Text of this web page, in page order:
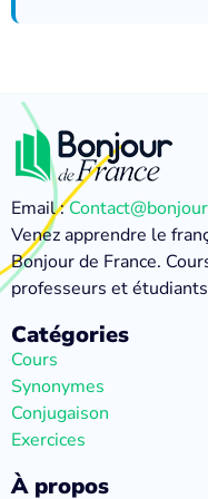
Email :
Venez apprendre le
Bonjour de France.
professeurs et
Catégories
Cours
Synonymes
Conjugaison
Exercices
À propos